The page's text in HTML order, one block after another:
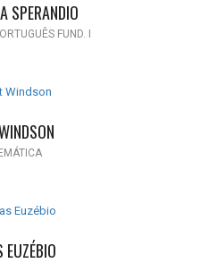
SPERANDIO
FUND. I
EUZÉBIO